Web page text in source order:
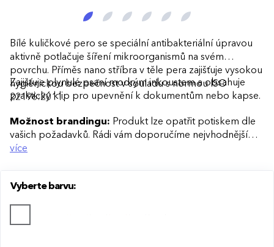
Bílé kuličkové pero se speciální antibakteriální úpravou
aktivně potlačuje šíření mikroorganismů na svém
povrchu. Příměs nano stříbra v těle pera zajišťuje vysokou
hygienickou bezpečnost v souladu s normou ISO
22196:2011.
Zajišťuje plynulé psaní modrým inkoustem a obsahuje
praktický klip pro upevnění k dokumentům nebo kapse.
Možnost brandingu: Produkt lze opatřit potiskem dle
vašich požadavků. Rádi vám doporučíme nejvhodnější
technologii potisku s ohledem na design i váš rozpočet.
více
Vyberte barvu: